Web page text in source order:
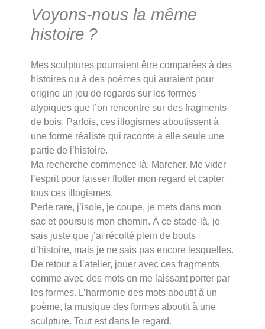
Voyons-nous la même
histoire ?
Mes sculptures pourraient être comparées à des
histoires ou à des poèmes qui auraient pour
origine un jeu de regards sur les formes
atypiques que l’on rencontre sur des fragments
de bois. Parfois, ces illogismes aboutissent à
une forme réaliste qui raconte à elle seule une
partie de l’histoire.
Ma recherche commence là. Marcher. Me vider
l’esprit pour laisser flotter mon regard et capter
tous ces illogismes.
Perle rare, j’isole, je coupe, je mets dans mon
sac et poursuis mon chemin. À ce stade-là, je
sais juste que j’ai récolté plein de bouts
d’histoire, mais je ne sais pas encore lesquelles.
De retour à l’atelier, jouer avec ces fragments
comme avec des mots en me laissant porter par
les formes. L’harmonie des mots aboutit à un
poème, la musique des formes aboutit à une
sculpture. Tout est dans le regard.